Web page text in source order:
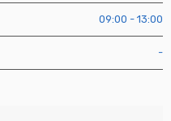
09:00 - 13:00
-